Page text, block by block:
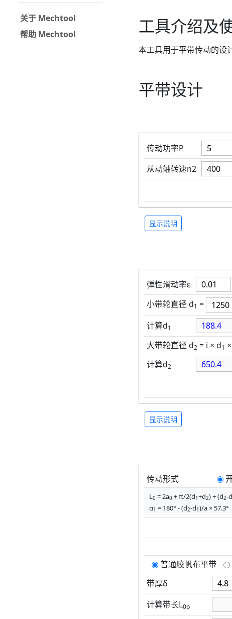
关于 Mechtool
帮助 Mechtool
工具介绍及
本工具用于平带传动的设
平带设计
传动功率P
从动轴转速n2
显示说明
弹性滑动率ε
小带轮直径 d1 =
计算d1
大带轮直径 d2 = i × d1
计算d2
显示说明
传动形式
L0 = 2a0 + π/2(d1 +d2) + (d2-d
α1 = 180° - (d2-d1 )/a × 57.3°
普通胶帆布平带
带厚δ
计算带长L0p